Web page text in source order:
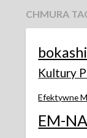
CHMURA
bokashi
Kultury
Efektywne
EM-NA